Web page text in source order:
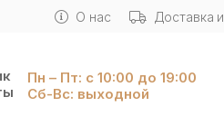
О нас Доставка
Пн – Пт: с 10:00 до 19:00
Сб-Вс: выходной